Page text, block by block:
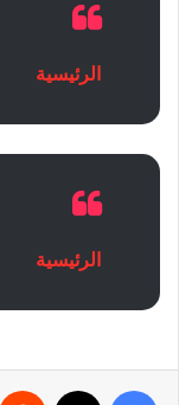
الرئيسية
الرئيسية